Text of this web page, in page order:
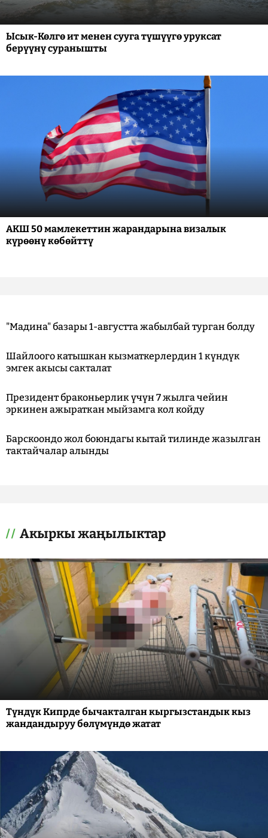
Ысык-Көлгө ит менен сууга түшүүгө уруксат
берүүнү суранышты
АКШ 50 мамлекеттин жарандарына визалык
күрөөнү көбөйттү
"Мадина" базары 1-августта жабылбай турган болду
Шайлоого катышкан кызматкерлердин 1 күндүк
эмгек акысы сакталат
Президент браконьерлик үчүн 7 жылга чейин
эркинен ажыраткан мыйзамга кол койду
Барскоондо жол боюндагы кытай тилинде жазылган
тактайчалар алынды
Акыркы жаңылыктар
Түндүк Кипрде бычакталган кыргызстандык кыз
жандандыруу бөлүмүндө жатат